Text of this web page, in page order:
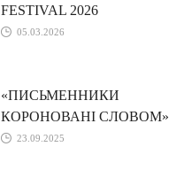
FESTIVAL 2026
05.03.2026
«ПИСЬМЕННИКИ
КОРОНОВАНІ СЛОВОМ»
23.09.2025